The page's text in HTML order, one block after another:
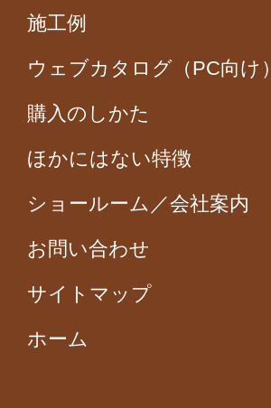
施工例
ウェブカタログ（PC向け）
購入のしかた
ほかにはない特徴
ショールーム／会社案内
お問い合わせ
サイトマップ
ホーム